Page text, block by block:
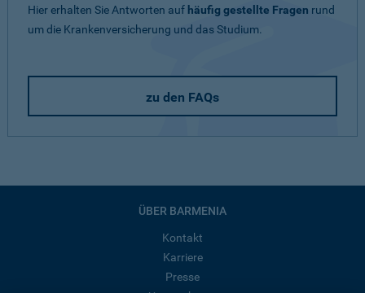
Hier erhalten Sie Antworten auf häufig gestellte Fragen rund
um die Krankenversicherung und das Studium.
zu den FAQs
ÜBER BARMENIA
Kontakt
Karriere
Presse